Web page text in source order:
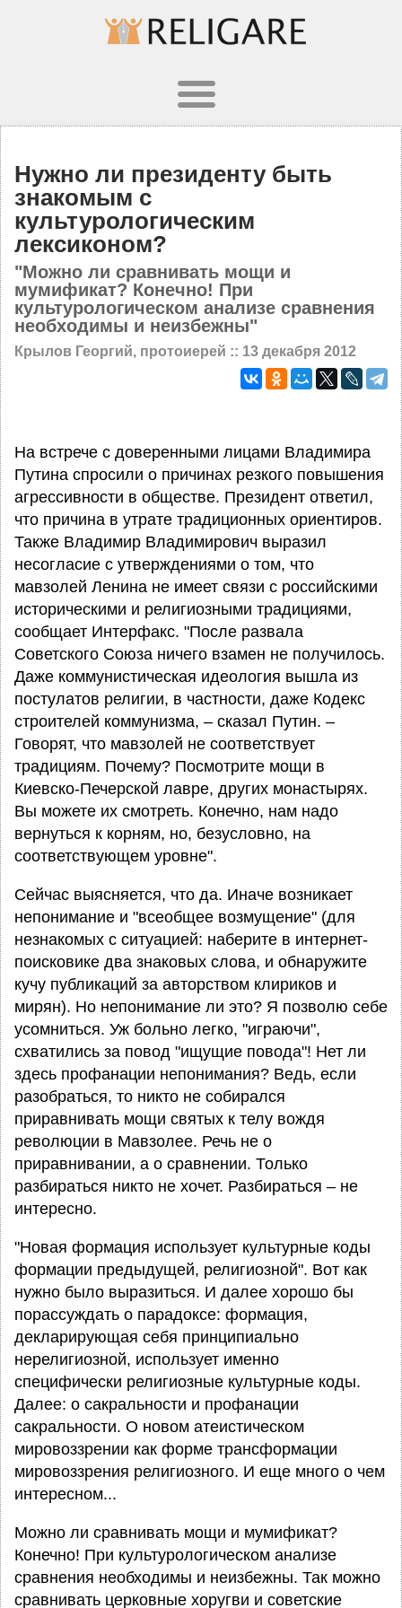
Нужно ли президенту быть
знакомым с
культурологическим
лексиконом?
"Можно ли сравнивать мощи и
мумификат? Конечно! При
культурологическом анализе сравнения
необходимы и неизбежны"
Крылов Георгий, протоиерей :: 13 декабря 2012
На встрече с доверенными лицами Владимира
Путина спросили о причинах резкого повышения
агрессивности в обществе. Президент ответил,
что причина в утрате традиционных ориентиров.
Также Владимир Владимирович выразил
несогласие с утверждениями о том, что
мавзолей Ленина не имеет связи с российскими
историческими и религиозными традициями,
сообщает Интерфакс. "После развала
Советского Союза ничего взамен не получилось.
Даже коммунистическая идеология вышла из
постулатов религии, в частности, даже Кодекс
строителей коммунизма, – сказал Путин. –
Говорят, что мавзолей не соответствует
традициям. Почему? Посмотрите мощи в
Киевско-Печерской лавре, других монастырях.
Вы можете их смотреть. Конечно, нам надо
вернуться к корням, но, безусловно, на
соответствующем уровне".
Сейчас выясняется, что да. Иначе возникает
непонимание и "всеобщее возмущение" (для
незнакомых с ситуацией: наберите в интернет-
поисковике два знаковых слова, и обнаружите
кучу публикаций за авторством клириков и
мирян). Но непонимание ли это? Я позволю себе
усомниться. Уж больно легко, "играючи",
схватились за повод "ищущие повода"! Нет ли
здесь профанации непонимания? Ведь, если
разобраться, то никто не собирался
приравнивать мощи святых к телу вождя
революции в Мавзолее. Речь не о
приравнивании, а о сравнении. Только
разбираться никто не хочет. Разбираться – не
интересно.
"Новая формация использует культурные коды
формации предыдущей, религиозной". Вот как
нужно было выразиться. И далее хорошо бы
порассуждать о парадоксе: формация,
декларирующая себя принципиально
нерелигиозной, использует именно
специфически религиозные культурные коды.
Далее: о сакральности и профанации
сакральности. О новом атеистическом
мировоззрении как форме трансформации
мировоззрения религиозного. И еще много о чем
интересном...
Можно ли сравнивать мощи и мумификат?
Конечно! При культурологическом анализе
сравнения необходимы и неизбежны. Так можно
сравнивать церковные хоругви и советские